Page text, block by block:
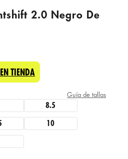
2.0 Negro De
TIENDA
Guía de tallas
8.5
10